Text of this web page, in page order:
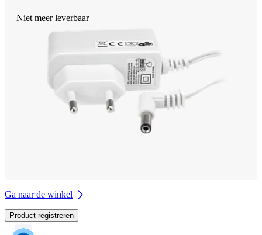
Niet meer leverbaar
Ga naar de winkel
Product registreren